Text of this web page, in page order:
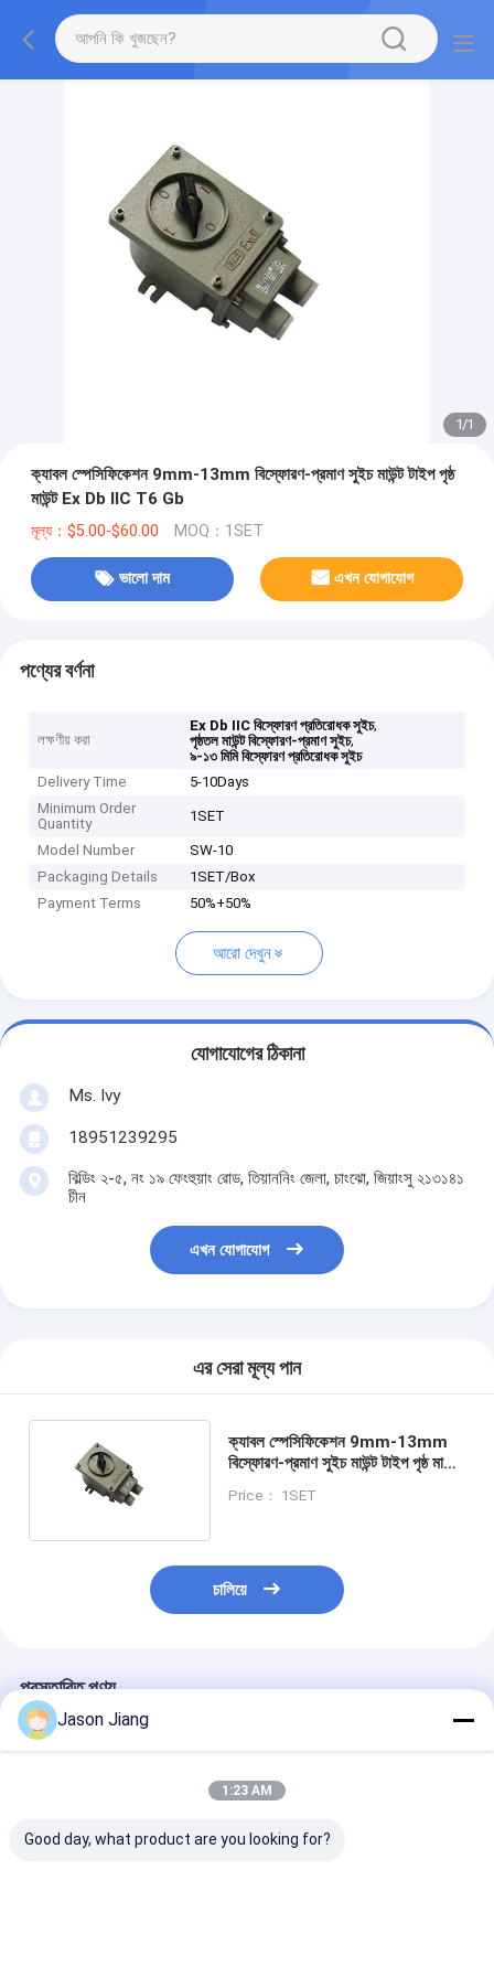
1/1
ক্যাবল স্পেসিফিকেশন 9mm-13mm বিস্ফোরণ-প্রমাণ সুইচ মাউন্ট টাইপ পৃষ্ঠ
মাউন্ট Ex Db IIC T6 Gb
মূল্য：$5.00-$60.00 MOQ：1SET
ভালো দাম এখন যোগাযোগ
পণ্যের বর্ণনা
লক্ষণীয় করা
Ex Db IIC বিস্ফোরণ প্রতিরোধক সুইচ,
পৃষ্ঠতল মাউন্ট বিস্ফোরণ-প্রমাণ সুইচ,
৯-১৩ মিমি বিস্ফোরণ প্রতিরোধক সুইচ
Delivery Time
5-10Days
Minimum Order
Quantity
1SET
Model Number
SW-10
Packaging Details
1SET/Box
Payment Terms
50%+50%
আরো দেখুন
যোগাযোগের ঠিকানা
Ms. Ivy
18951239295
বিল্ডিং ২-৫, নং ১৯ ফেংহুয়াং রোড, তিয়াননিং জেলা, চাংঝো, জিয়াংসু ২১৩১৪১
চীন
এখন যোগাযোগ
এর সেরা মূল্য পান
ক্যাবল স্পেসিফিকেশন 9mm-13mm
বিস্ফোরণ-প্রমাণ সুইচ মাউন্ট টাইপ পৃষ্ঠ মাউন্ট
Price： 1SET
চালিয়ে
প্রস্তাবিত পণ্য
Jason Jiang
1:23 AM
Good day, what product are you looking for?